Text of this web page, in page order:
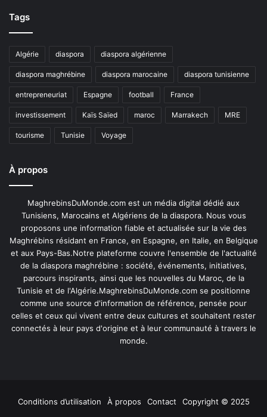
Tags
Algérie diaspora diaspora algérienne
diaspora maghrébine diaspora marocaine diaspora tunisienne
entrepreneuriat Espagne football France
investissement Kaïs Saïed maroc Marrakech MRE
tourisme Tunisie Voyage
À propos
MaghrebinsDuMonde.com est un média digital dédié aux
Tunisiens, Marocains et Algériens de la diaspora. Nous vous
proposons une information fiable et actualisée sur la vie des
Maghrébins résidant en France, en Espagne, en Italie, en Belgique
et aux Pays-Bas.Notre plateforme couvre l'ensemble de l'actualité
de la diaspora maghrébine : société, événements, initiatives,
parcours inspirants, ainsi que les nouvelles du Maroc, de la
Tunisie et de l'Algérie.MaghrebinsDuMonde.com se positionne
comme une source d'information de référence, pensée pour
celles et ceux qui vivent entre deux cultures et souhaitent rester
connectés à leur pays d'origine et à leur communauté à travers le
monde.
Conditions d’utilisation À propos Contact
Copyright © 2025